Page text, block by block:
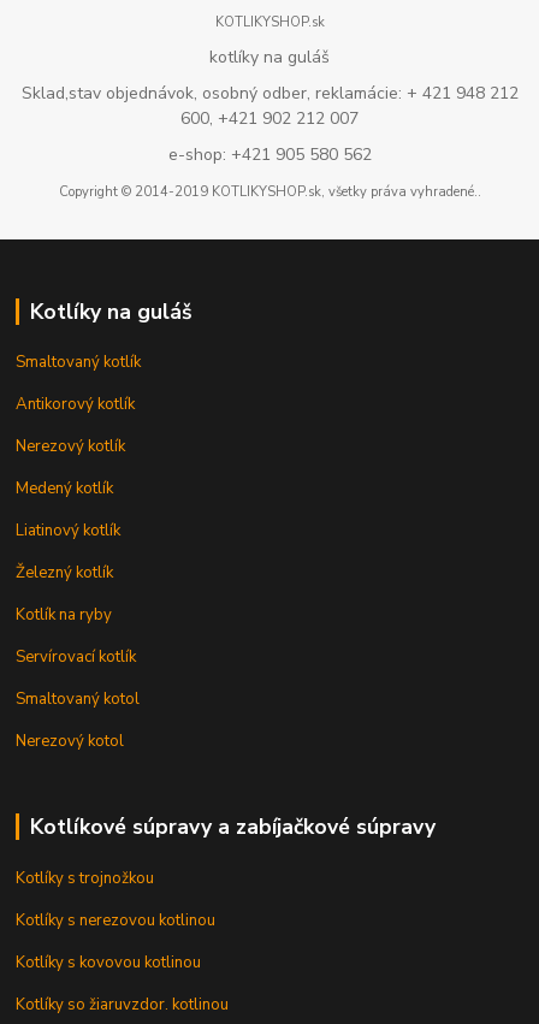
KOTLIKYSHOP.sk
kotlíky na guláš
Sklad,stav objednávok, osobný odber, reklamácie: + 421 948 212
600, +421 902 212 007
e-shop: +421 905 580 562
Copyright © 2014-2019 KOTLIKYSHOP.sk, všetky práva vyhradené..
Kotlíky na guláš
Smaltovaný kotlík
Antikorový kotlík
Nerezový kotlík
Medený kotlík
Liatinový kotlík
Železný kotlík
Kotlík na ryby
Servírovací kotlík
Smaltovaný kotol
Nerezový kotol
Kotlíkové súpravy a zabíjačkové súpravy
Kotlíky s trojnožkou
Kotlíky s nerezovou kotlinou
Kotlíky s kovovou kotlinou
Kotlíky so žiaruvzdor. kotlinou